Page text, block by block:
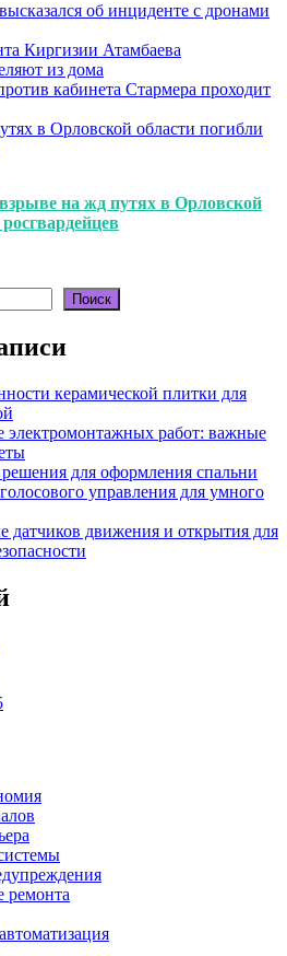
об инциденте с дронами
Киргизии Атамбаева
из дома
кабинета Стармера проходит
в Орловской области погибли
на жд путях в Орловской
Поиск
керамической плитки для
электромонтажных работ: важные
для оформления спальни
управления для умного
датчиков движения и открытия для
ремонта